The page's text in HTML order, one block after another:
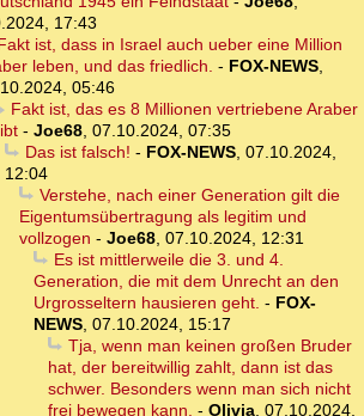
17:43
ist, dass in Israel auch ueber eine Million
leben, und das friedlich. - FOX-NEWS,
05:46
Fakt ist, das es 8 Millionen vertriebene Araber
- Joe68, 07.10.2024, 07:35
Das ist falsch! - FOX-NEWS, 07.10.2024,
12:04
Verstehe, nach einer Generation gilt die
Eigentumsübertragung als legitim und
vollzogen - Joe68, 07.10.2024, 12:31
Es ist mittlerweile die 3. und 4.
Generation, die mit dem Unrecht an den
Urgrosseltern hausieren geht. - FOX-
NEWS, 07.10.2024, 15:17
Tja, wenn man keinen großen Bruder
hat, der bereitwillig zahlt, dann ist das
schwer. Besonders wenn man sich nicht
frei bewegen kann. - Olivia, 07.10.2024,